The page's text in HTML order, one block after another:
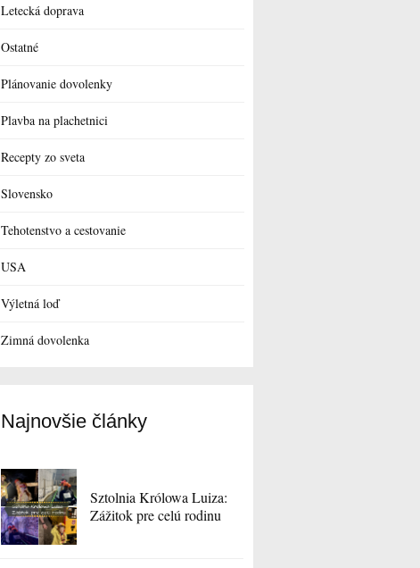
Letecká doprava
Ostatné
Plánovanie dovolenky
Plavba na plachetnici
Recepty zo sveta
Slovensko
Tehotenstvo a cestovanie
USA
Výletná loď
Zimná dovolenka
Najnovšie články
Sztolnia Królowa Luiza:
Zážitok pre celú rodinu